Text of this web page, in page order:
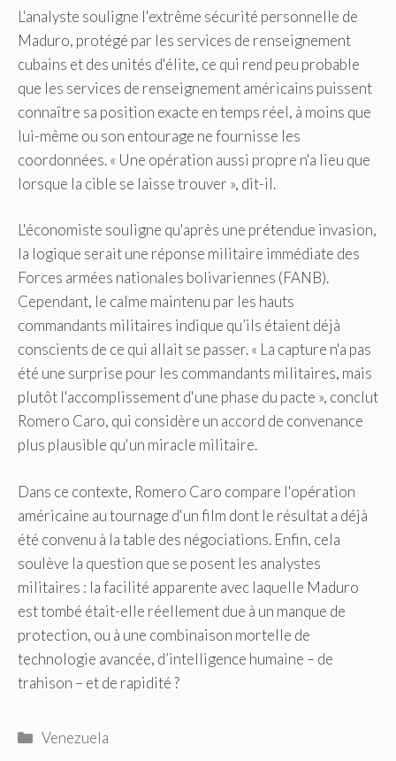
L'analyste souligne l'extrême sécurité personnelle de
Maduro, protégé par les services de renseignement
cubains et des unités d'élite, ce qui rend peu probable
que les services de renseignement américains puissent
connaître sa position exacte en temps réel, à moins que
lui-même ou son entourage ne fournisse les
coordonnées. « Une opération aussi propre n'a lieu que
lorsque la cible se laisse trouver », dit-il.
L'économiste souligne qu'après une prétendue invasion,
la logique serait une réponse militaire immédiate des
Forces armées nationales bolivariennes (FANB).
Cependant, le calme maintenu par les hauts
commandants militaires indique qu’ils étaient déjà
conscients de ce qui allait se passer. « La capture n'a pas
été une surprise pour les commandants militaires, mais
plutôt l'accomplissement d'une phase du pacte », conclut
Romero Caro, qui considère un accord de convenance
plus plausible qu'un miracle militaire.
Dans ce contexte, Romero Caro compare l'opération
américaine au tournage d'un film dont le résultat a déjà
été convenu à la table des négociations. Enfin, cela
soulève la question que se posent les analystes
militaires : la facilité apparente avec laquelle Maduro
est tombé était-elle réellement due à un manque de
protection, ou à une combinaison mortelle de
technologie avancée, d’intelligence humaine – de
trahison – et de rapidité ?
Catégories
Venezuela